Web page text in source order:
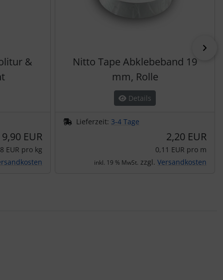
&
EUR
EUR pro kg
Nitto Tape Abklebeband 19
mm, Rolle
Details
Lieferzeit: 3-4 Tage
2,20 EUR
0,11 EUR pro m
inkl. 19 % MwSt. zzgl. Versandkosten